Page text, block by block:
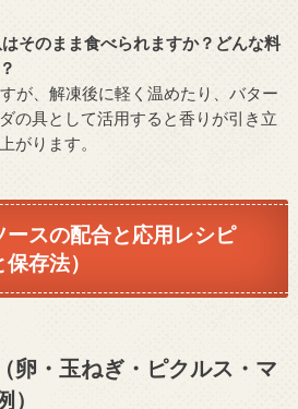
そのまま食べられますか？どんな料
が、解凍後に軽く温めたり、バター
の具として活用すると香りが引き立
がります。
ースの配合と応用レシピ
存法）
卵・玉ねぎ・ピクルス・マ